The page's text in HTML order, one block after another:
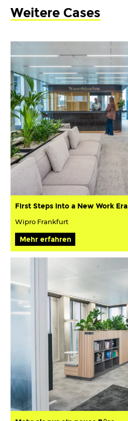
Weitere Cases
First Steps into a New Work Era
Wipro Frankfurt
Mehr erfahren